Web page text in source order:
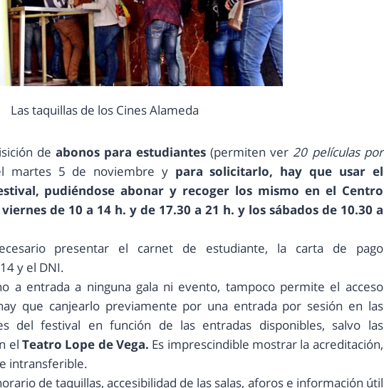
Las taquillas de los Cines Alameda
de abonos para estudiantes(permiten ver 20 películas por
martes 5 de noviembre ypara solicitarlo, hay que usar el
pudiéndose abonar y recoger los mismo en el Centro
de 10 a 14 h. y de 17.30 a 21 h. y los sábados de 10.30 a
presentar el carnet de estudiante, la carta de pago
y el DNI.
a entrada a ninguna gala ni evento, tampoco permite el acceso
que canjearlo previamente por una entrada por sesión en las
del festival en función de las entradas disponibles, salvo las
el Teatro Lope de Vega. Es imprescindible mostrar la acreditación,
intransferible.
de taquillas, accesibilidad de las salas, aforos e información útil